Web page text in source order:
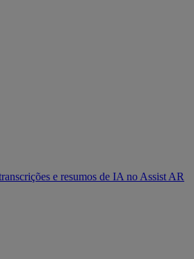
e resumos de IA no Assist AR